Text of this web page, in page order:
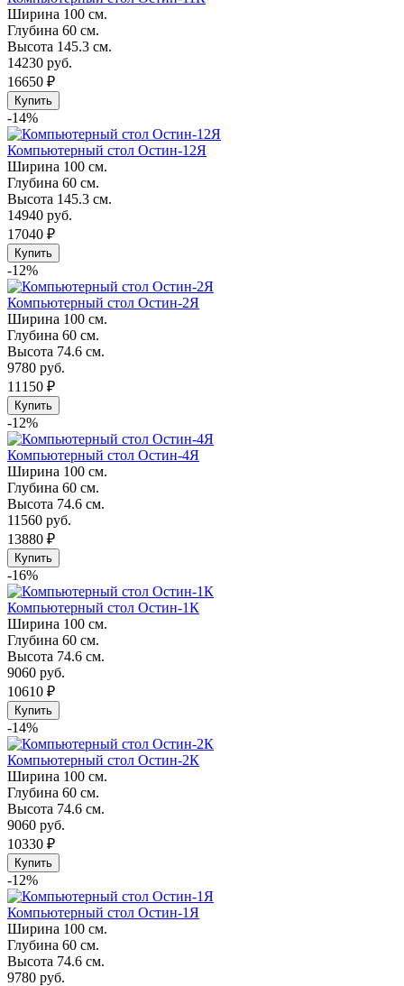
Ширина 100 см.
Глубина 60 см.
Высота 145.3 см.
14230 руб.
16650 ₽
Купить
-14%
Компьютерный стол Остин-12Я
Ширина 100 см.
Глубина 60 см.
Высота 145.3 см.
14940 руб.
17040 ₽
Купить
-12%
Компьютерный стол Остин-2Я
Ширина 100 см.
Глубина 60 см.
Высота 74.6 см.
9780 руб.
11150 ₽
Купить
-12%
Компьютерный стол Остин-4Я
Ширина 100 см.
Глубина 60 см.
Высота 74.6 см.
11560 руб.
13880 ₽
Купить
-16%
Компьютерный стол Остин-1К
Ширина 100 см.
Глубина 60 см.
Высота 74.6 см.
9060 руб.
10610 ₽
Купить
-14%
Компьютерный стол Остин-2К
Ширина 100 см.
Глубина 60 см.
Высота 74.6 см.
9060 руб.
10330 ₽
Купить
-12%
Компьютерный стол Остин-1Я
Ширина 100 см.
Глубина 60 см.
Высота 74.6 см.
9780 руб.